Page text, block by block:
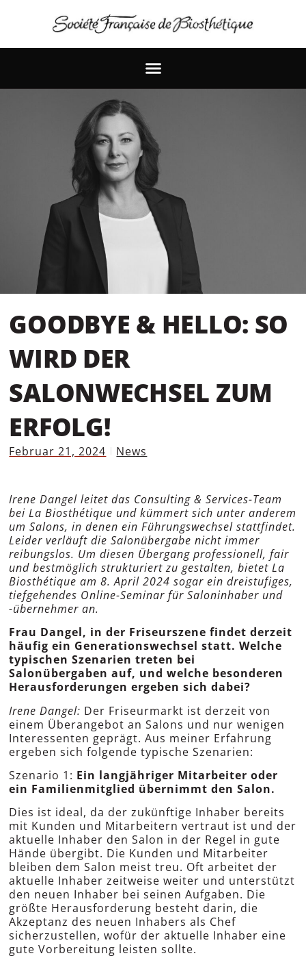
GOODBYE & HELLO: SO
WIRD DER
SALONWECHSEL ZUM
ERFOLG!
Februar 21, 2024 News
Irene Dangel leitet das Consulting & Services-Team
bei La Biosthétique und kümmert sich unter anderem
um Salons, in denen ein Führungswechsel stattfindet.
Leider verläuft die Salonübergabe nicht immer
reibungslos. Um diesen Übergang professionell, fair
und bestmöglich strukturiert zu gestalten, bietet La
Biosthétique am 8. April 2024 sogar ein dreistufiges,
tiefgehendes Online-Seminar für Saloninhaber und
-übernehmer an.
Frau Dangel, in der Friseurszene findet derzeit
häufig ein Generationswechsel statt. Welche
typischen Szenarien treten bei
Salonübergaben auf, und welche besonderen
Herausforderungen ergeben sich dabei?
Irene Dangel: Der Friseurmarkt ist derzeit von
einem Überangebot an Salons und nur wenigen
Interessenten geprägt. Aus meiner Erfahrung
ergeben sich folgende typische Szenarien:
Szenario 1: Ein langjähriger Mitarbeiter oder
ein Familienmitglied übernimmt den Salon.
Dies ist ideal, da der zukünftige Inhaber bereits
mit Kunden und Mitarbeitern vertraut ist und der
aktuelle Inhaber den Salon in der Regel in gute
Hände übergibt. Die Kunden und Mitarbeiter
bleiben dem Salon meist treu. Oft arbeitet der
aktuelle Inhaber zeitweise weiter und unterstützt
den neuen Inhaber bei seinen Aufgaben. Die
größte Herausforderung besteht darin, die
Akzeptanz des neuen Inhabers als Chef
sicherzustellen, wofür der aktuelle Inhaber eine
gute Vorbereitung leisten sollte.